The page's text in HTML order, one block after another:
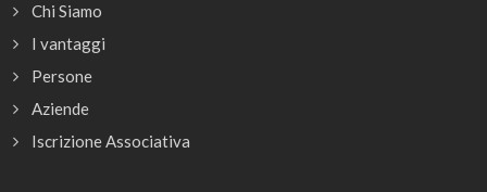
Chi Siamo
I vantaggi
Persone
Aziende
Iscrizione Associativa